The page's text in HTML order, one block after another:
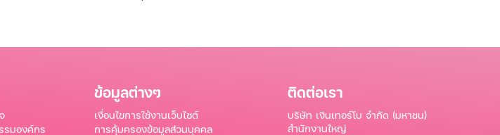
มองค์กร
ข้อมูลต่างๆ
เงื่อนไขการใช้งานเว็บไซต์
การคุ้มครองข้อมูลส่วนบุคคล
ติดต่อเรา
บริษัท เงินเทอร์โบ จำกัด (มหาชน)
สำนักงานใหญ่